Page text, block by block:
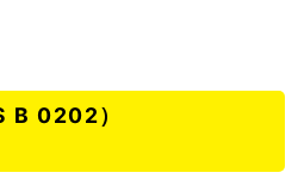
（JIS B 0202）